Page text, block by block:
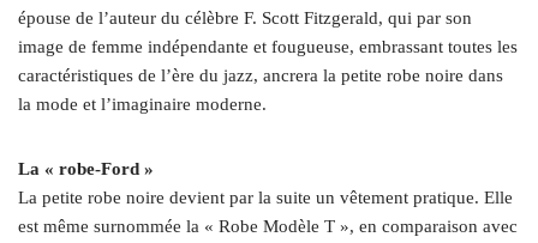
épouse de l’auteur du célèbre F. Scott Fitzgerald, qui par son
image de femme indépendante et fougueuse, embrassant toutes les
caractéristiques de l’ère du jazz, ancrera la petite robe noire dans
la mode et l’imaginaire moderne.
La « robe-Ford »
La petite robe noire devient par la suite un vêtement pratique. Elle
est même surnommée la « Robe Modèle T », en comparaison avec